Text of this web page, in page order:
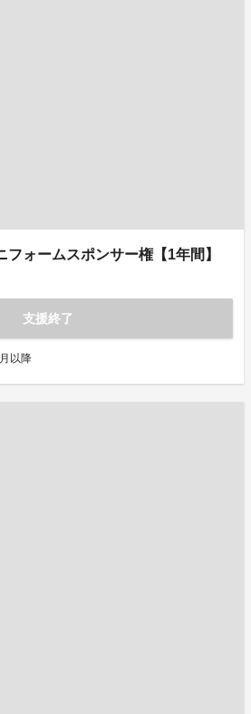
フォームスポンサー権【1年間】
支援終了
以降